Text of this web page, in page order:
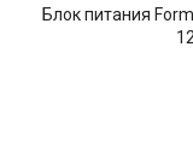
Блок питания